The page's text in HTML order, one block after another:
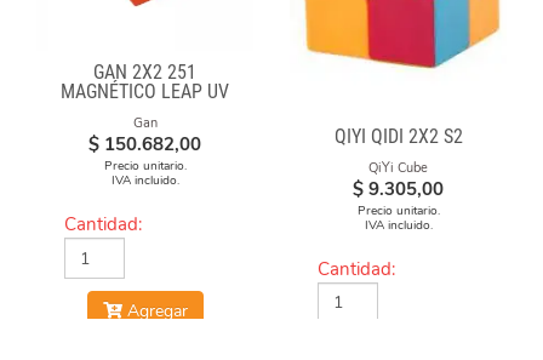
GAN 2X2 251
MAGNÉTICO LEAP UV
Gan
$ 150.682,00
Precio unitario.
IVA incluido.
Cantidad:
Agregar
QIYI QIDI 2X2 S2
QiYi Cube
$ 9.305,00
Precio unitario.
IVA incluido.
Cantidad: